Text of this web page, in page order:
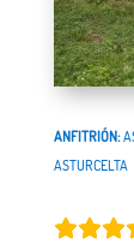
ANFITRIÓN:
ASTURCELTA